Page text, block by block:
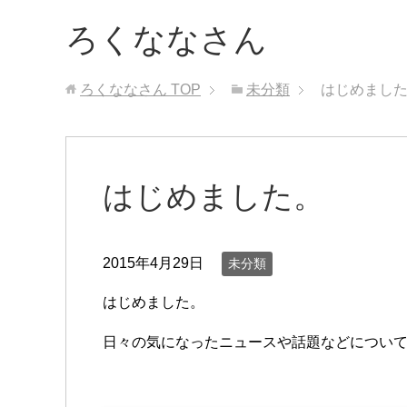
ろくななさん
ろくななさん TOP 未分類 はじめまし
はじめました。
2015年4月29日 未分類
はじめました。
日々の気になったニュースや話題などについ